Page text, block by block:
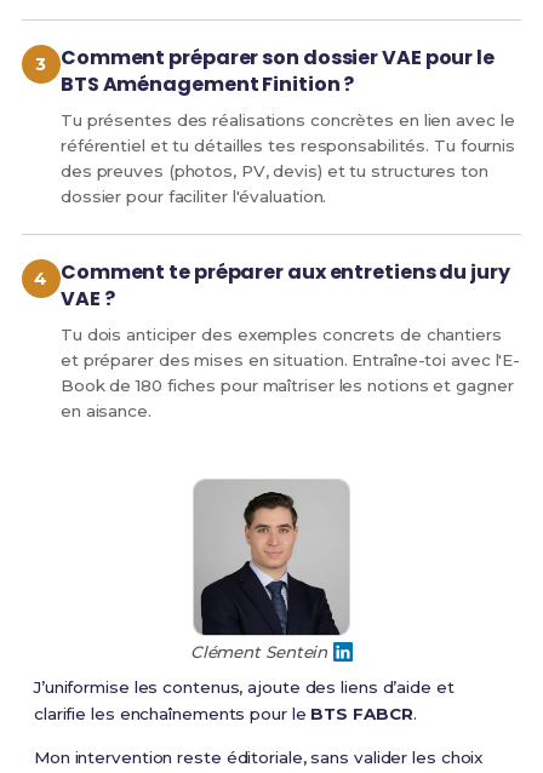
Comment préparer son dossier VAE pour le
BTS Aménagement Finition ?
Tu présentes des réalisations concrètes en lien avec le
référentiel et tu détailles tes responsabilités. Tu fournis
des preuves (photos, PV, devis) et tu structures ton
dossier pour faciliter l'évaluation.
Comment te préparer aux entretiens du jury
VAE ?
Tu dois anticiper des exemples concrets de chantiers
et préparer des mises en situation. Entraîne-toi avec l'E-
Book de 180 fiches pour maîtriser les notions et gagner
en aisance.
Clément Sentein
J’uniformise les contenus, ajoute des liens d’aide et
clarifie les enchaînements pour le BTS FABCR.
Mon intervention reste éditoriale, sans valider les choix